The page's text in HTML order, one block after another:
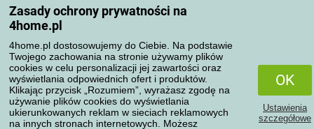
Zasady ochrony prywatności na
4home.pl
4home.pl dostosowujemy do Ciebie. Na podstawie
Twojego zachowania na stronie używamy plików
cookies w celu personalizacji jej zawartości oraz
wyświetlania odpowiednich ofert i produktów.
Klikając przycisk „Rozumiem”, wyrażasz zgodę na
używanie plików cookies do wyświetlania
ukierunkowanych reklam w sieciach reklamowych
na innych stronach internetowych. Możesz
OK
Ustawienia
szczegółowe
Zasady przetwarzania recenzji
Sposoby transportu
Metody płatności